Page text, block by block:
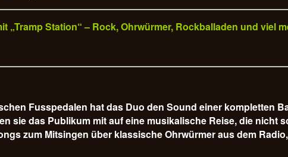
„Tramp Station“ – Rock, Ohrwürmer, Rockballaden und viel
Fusspedalen hat das Duo den Sound einer kompletten
sie das Publikum mit auf eine musikalische Reise, die nicht
zum Mitsingen über klassische Ohrwürmer aus dem